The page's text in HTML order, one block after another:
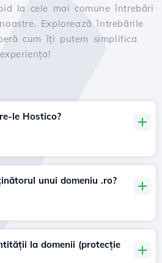
la cele mai comune întrebări
Explorează întrebările
cum îți putem simplifica
experiența!
le Hostico?
unui domeniu .ro?
la domenii (protecție